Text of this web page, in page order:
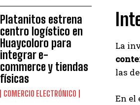
Platanitos estrena
centro logístico en
Huaycoloro para
integrar e-
commerce y tiendas
físicas
COMERCIO ELECTRÓNICO
La
las
En el